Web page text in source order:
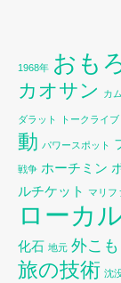
1968年 おも
カオサン
カ
ダラット トークライブ
動 パワースポット
戦争 ホーチミン
ルチケット マリフ
ローカ
化石 地元 外こも
旅の技術 沈